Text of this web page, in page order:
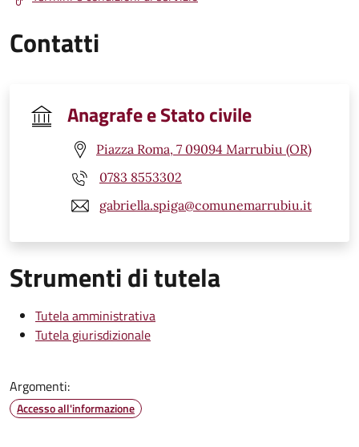
Contatti
Anagrafe e Stato civile
Piazza Roma, 7 09094 Marrubiu (OR)
0783 8553302
gabriella.spiga@comunemarrubiu.it
Strumenti di tutela
Tutela amministrativa
Tutela giurisdizionale
Argomenti:
Accesso all'informazione